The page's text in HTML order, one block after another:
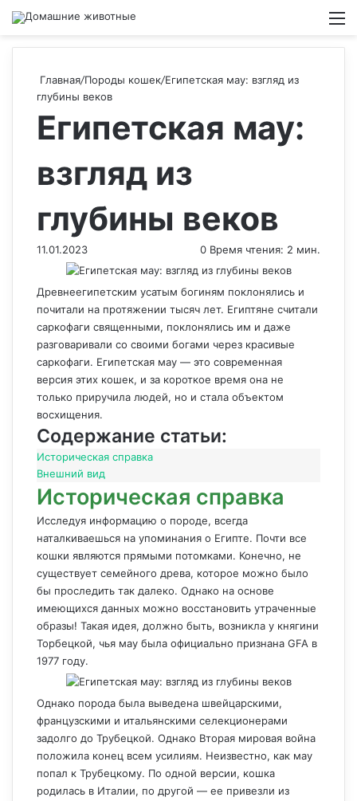
Главная/Породы кошек/Египетская мау: взгляд из
глубины веков
Египетская мау:
взгляд из
глубины веков
11.01.2023 0 Время чтения: 2 мин.
Древнеегипетским усатым богиням поклонялись и
почитали на протяжении тысяч лет. Египтяне считали
саркофаги священными, поклонялись им и даже
разговаривали со своими богами через красивые
саркофаги. Египетская мау — это современная
версия этих кошек, и за короткое время она не
только приручила людей, но и стала объектом
восхищения.
Содержание статьи:
Историческая справка
Внешний вид
Историческая справка
Исследуя информацию о породе, всегда
наталкиваешься на упоминания о Египте. Почти все
кошки являются прямыми потомками. Конечно, не
существует семейного древа, которое можно было
бы проследить так далеко. Однако на основе
имеющихся данных можно восстановить утраченные
образы! Такая идея, должно быть, возникла у княгини
Торбецкой, чья мау была официально признана GFA в
1977 году.
Однако порода была выведена швейцарскими,
французскими и итальянскими селекционерами
задолго до Трубецкой. Однако Вторая мировая война
положила конец всем усилиям. Неизвестно, как мау
попал к Трубецкому. По одной версии, кошка
родилась в Италии, по другой — ее привезли из